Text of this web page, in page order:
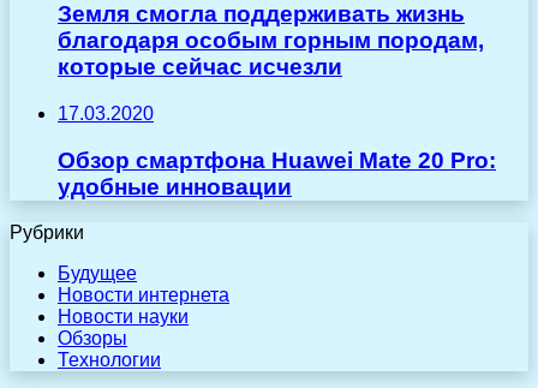
Земля смогла поддерживать жизнь
благодаря особым горным породам,
которые сейчас исчезли
17.03.2020
Обзор смартфона Huawei Mate 20 Pro:
удобные инновации
Рубрики
Будущее
Новости интернета
Новости науки
Обзоры
Технологии